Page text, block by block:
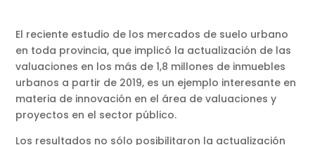
El reciente estudio de los mercados de suelo urbano
en toda provincia, que implicó la actualización de las
valuaciones en los más de 1,8 millones de inmuebles
urbanos a partir de 2019, es un ejemplo interesante en
materia de innovación en el área de valuaciones y
proyectos en el sector público.
Los resultados no sólo posibilitaron la actualización